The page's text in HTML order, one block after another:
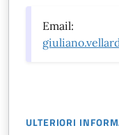
Email:
ULTERIORI